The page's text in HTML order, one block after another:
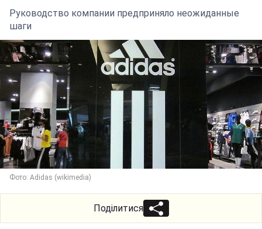
Руководство компании предприняло неожиданные
шаги
Фото: Adidas (wikimedia)
Поділитися